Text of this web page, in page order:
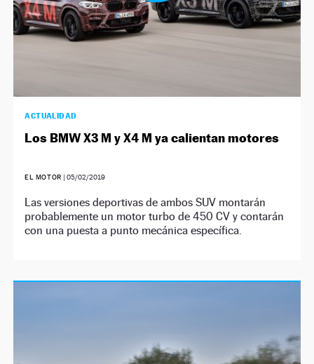
ACTUALIDAD
Los BMW X3 M y X4 M ya calientan motores
EL MOTOR | 05/02/2019
Las versiones deportivas de ambos SUV montarán
probablemente un motor turbo de 450 CV y contarán
con una puesta a punto mecánica específica.